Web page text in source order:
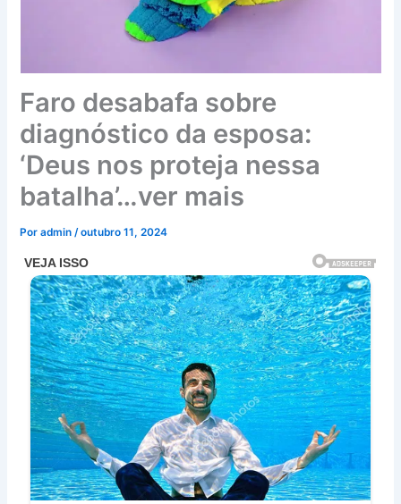
Faro desabafa sobre
diagnóstico da esposa:
‘Deus nos proteja nessa
batalha’…ver mais
Poradmin/outubro 11, 2024